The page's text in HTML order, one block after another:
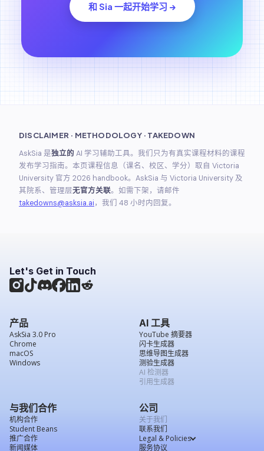
和 Sia 一起开始学习 →
DISCLAIMER · METHODOLOGY · TAKEDOWN
AskSia 是独立的 AI 学习辅助工具。我们只为有真实课程材料的课程
发布学习指南。本页课程信息（课名、校区、学分）取自 Victoria
University 官方 2026 handbook。AskSia 与 Victoria University 及
其院系、管理层无官方关联。如需下架，请邮件
takedowns@asksia.ai，我们 48 小时内回复。
Let's Get in Touch
产品
AskSia 3.0 Pro
Chrome
macOS
Windows
AI 工具
YouTube 摘要器
闪卡生成器
思维导图生成器
测验生成器
AI 检测器
引用生成器
与我们合作
机构合作
Student Beans
推广合作
新闻媒体
公司
关于我们
联系我们
Legal & Policies
服务协议